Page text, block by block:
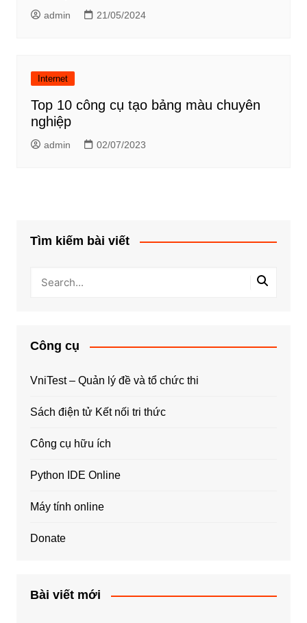
admin 21/05/2024
Internet
Top 10 công cụ tạo bảng màu chuyên
nghiệp
admin 02/07/2023
Tìm kiếm bài viết
Công cụ
VniTest – Quản lý đề và tổ chức thi
Sách điện tử Kết nối tri thức
Công cụ hữu ích
Python IDE Online
Máy tính online
Donate
Bài viết mới